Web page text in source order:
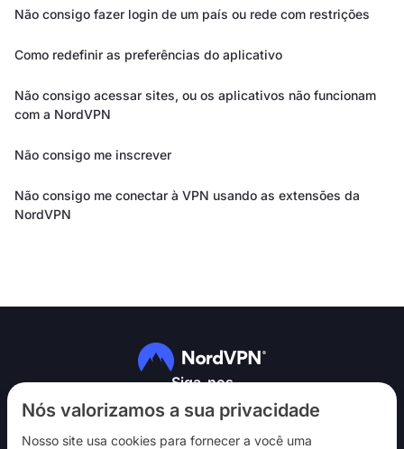
Nós valorizamos a sua privacidade
Nosso site usa cookies para fornecer a você uma
Não consigo fazer login de um país ou rede com restrições
Como redefinir as preferências do aplicativo
Não consigo acessar sites, ou os aplicativos não funcionam
com a NordVPN
Não consigo me inscrever
Não consigo me conectar à VPN usando as extensões da
NordVPN
Siga-nos